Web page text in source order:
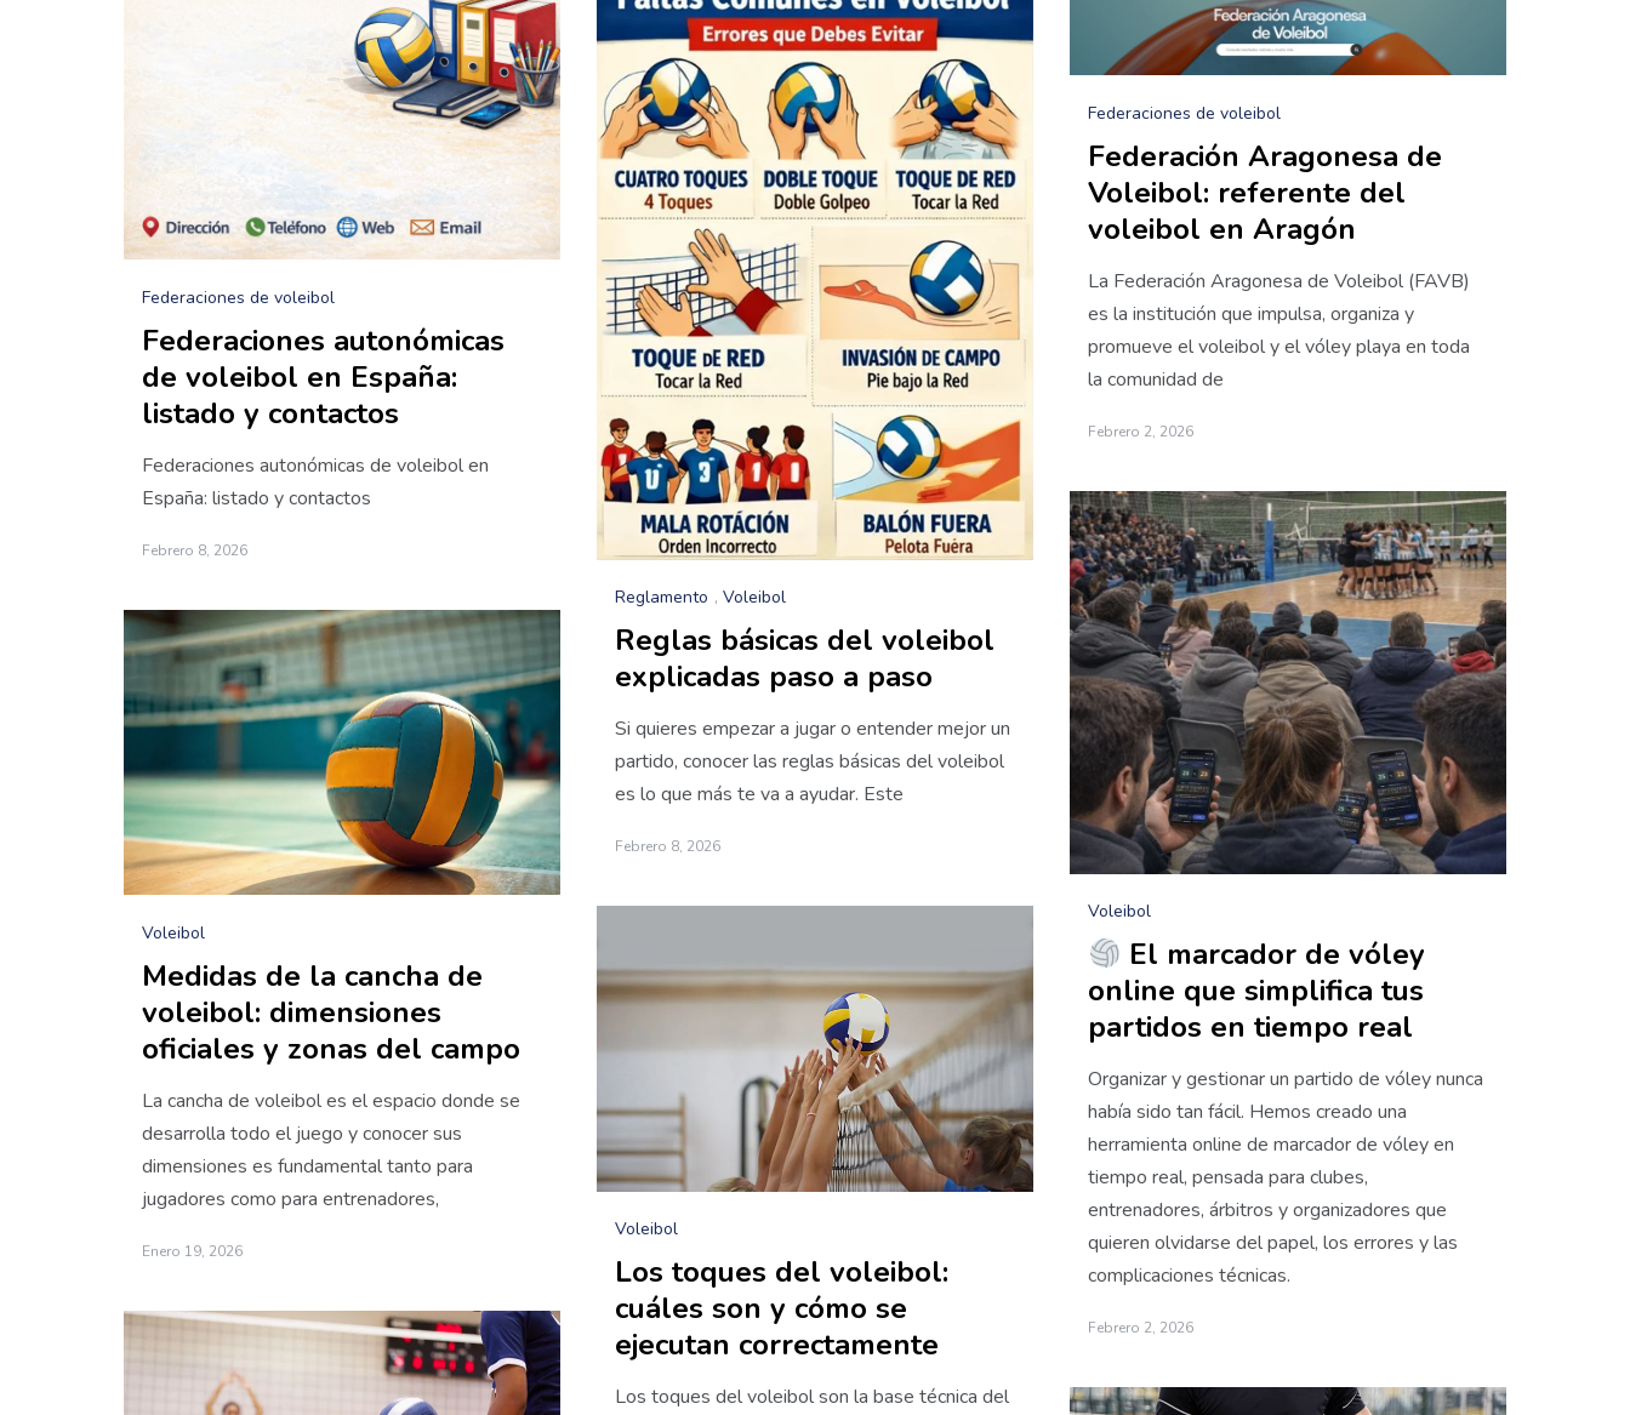
Federaciones de voleibol
Federaciones autonómicas
de voleibol en España:
listado y contactos
Federaciones autonómicas de voleibol en
España: listado y contactos
Febrero 8, 2026
Reglamento , Voleibol
Reglas básicas del voleibol
explicadas paso a paso
Si quieres empezar a jugar o entender mejor un
partido, conocer las reglas básicas del voleibol
es lo que más te va a ayudar. Este
Febrero 8, 2026
Federaciones de voleibol
Federación Aragonesa de
Voleibol: referente del
voleibol en Aragón
La Federación Aragonesa de Voleibol (FAVB)
es la institución que impulsa, organiza y
promueve el voleibol y el vóley playa en toda
la comunidad de
Febrero 2, 2026
Voleibol
El marcador de vóley
online que simplifica tus
partidos en tiempo real
Organizar y gestionar un partido de vóley nunca
había sido tan fácil. Hemos creado una
herramienta online de marcador de vóley en
tiempo real, pensada para clubes,
entrenadores, árbitros y organizadores que
quieren olvidarse del papel, los errores y las
complicaciones técnicas.
Febrero 2, 2026
Voleibol
Medidas de la cancha de
voleibol: dimensiones
oficiales y zonas del campo
La cancha de voleibol es el espacio donde se
desarrolla todo el juego y conocer sus
dimensiones es fundamental tanto para
jugadores como para entrenadores,
Enero 19, 2026
Voleibol
Los toques del voleibol:
cuáles son y cómo se
ejecutan correctamente
Los toques del voleibol son la base técnica del